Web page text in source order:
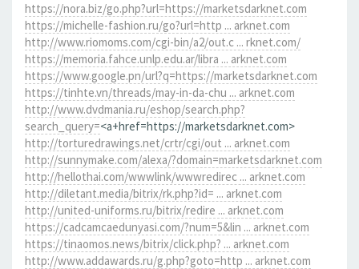
https://nora.biz/go.php?url=https://marketsdarknet.com
https://michelle-fashion.ru/go?url=http ... arknet.com
http://www.riomoms.com/cgi-bin/a2/out.c ... rknet.com/
https://memoria.fahce.unlp.edu.ar/libra ... arknet.com
https://www.google.pn/url?q=https://marketsdarknet.com
https://tinhte.vn/threads/may-in-da-chu ... arknet.com
http://www.dvdmania.ru/eshop/search.php?
search_query=<a+href=https://marketsdarknet.com>
http://torturedrawings.net/crtr/cgi/out ... arknet.com
http://sunnymake.com/alexa/?domain=marketsdarknet.com
http://hellothai.com/wwwlink/wwwredirec ... arknet.com
http://diletant.media/bitrix/rk.php?id= ... arknet.com
http://united-uniforms.ru/bitrix/redire ... arknet.com
https://cadcamcaedunyasi.com/?num=5&lin ... arknet.com
https://tinaomos.news/bitrix/click.php? ... arknet.com
http://www.addawards.ru/g.php?goto=http ... arknet.com